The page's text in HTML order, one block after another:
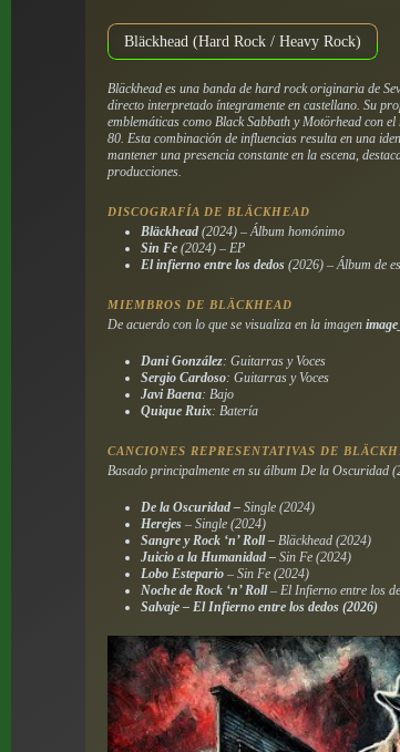
Bläckhead (Hard Rock / Heavy Rock)
Bläckhead es una banda de hard rock originaria de
directo interpretado íntegramente en castellano. Su
emblemáticas como Black Sabbath y Motörhead con
80. Esta combinación de influencias resulta en una
mantener una presencia constante en la escena,
producciones.
DISCOGRAFÍA DE BLÄCKHEAD
Bläckhead (2024) – Álbum homónimo
Sin Fe (2024) – EP
El infierno entre los dedos (2026) – Álbum de
MIEMBROS DE BLÄCKHEAD
De acuerdo con lo que se visualiza en la imagen
Dani González: Guitarras y Voces
Sergio Cardoso: Guitarras y Voces
Javi Baena: Bajo
Quique Ruix: Batería
CANCIONES REPRESENTATIVAS DE
Basado principalmente en su álbumDe la Oscuridad
De la Oscuridad –Single (2024)
Herejes – Single (2024)
Sangre y Rock ‘n’ Roll –Bläckhead (2024)
Juicio a la Humanidad – Sin Fe (2024)
Lobo Estepario– Sin Fe (2024)
Noche de Rock ‘n’ Roll– El Infierno entre los
Salvaje– El Infierno entre los dedos (2026)